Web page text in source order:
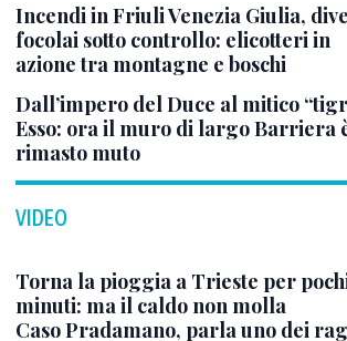
Incendi in Friuli Venezia Giulia,
focolai sotto controllo: elicotteri in
azione tra montagne e boschi
Dall’impero del Duce al mitico
Esso: ora il muro di largo Barriera
rimasto muto
VIDEO
Torna la pioggia a Trieste per
minuti: ma il caldo non molla
Caso Pradamano, parla uno dei